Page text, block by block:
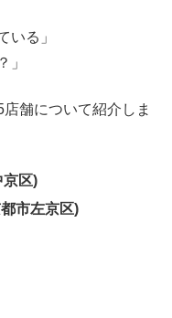
いる」
」
舗について紹介しま
京区)
市左京区)